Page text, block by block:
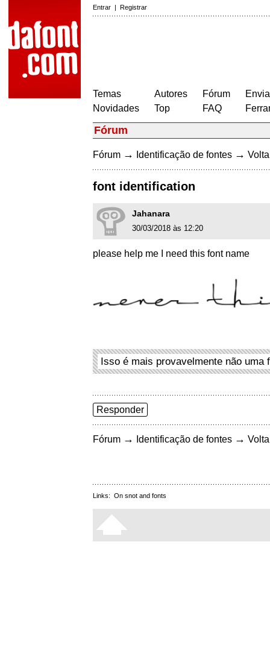
Entrar | Registrar
Temas
Novidades
Autores
Top
Fórum
FAQ
Fórum
Fórum → Identificação de fontes →
font identification
Jahanara
30/03/2018 às 12:20
please help me I need this font name
Isso é mais provavelmente não uma
Responder
Fórum → Identificação de fontes →
Links: On snot and fonts